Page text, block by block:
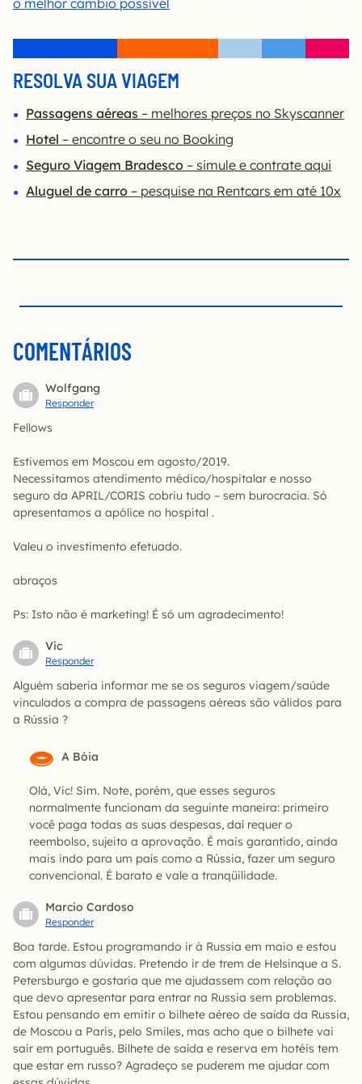
RESOLVA SUA VIAGEM
Passagens aéreas – melhores preços no Skyscanner
Hotel – encontre o seu no Booking
Seguro Viagem Bradesco – simule e contrate aqui
Aluguel de carro – pesquise na Rentcars em até 10x
COMENTÁRIOS
Wolfgang
Responder
Fellows
Estivemos em Moscou em agosto/2019.
Necessitamos atendimento médico/hospitalar e nosso
seguro da APRIL/CORIS cobriu tudo – sem burocracia. Só
apresentamos a apólice no hospital .
Valeu o investimento efetuado.
abraços
Ps: Isto não é marketing! É só um agradecimento!
Vic
Responder
Alguém saberia informar me se os seguros viagem/saúde
vinculados a compra de passagens aéreas são válidos para
a Rússia ?
A Bóia
Olá, Vic! Sim. Note, porém, que esses seguros
normalmente funcionam da seguinte maneira: primeiro
você paga todas as suas despesas, daí requer o
reembolso, sujeito a aprovação. É mais garantido, ainda
mais indo para um país como a Rússia, fazer um seguro
convencional. É barato e vale a tranqüilidade.
Marcio Cardoso
Responder
Boa tarde. Estou programando ir à Russia em maio e estou
com algumas dúvidas. Pretendo ir de trem de Helsinque a S.
Petersburgo e gostaria que me ajudassem com relação ao
que devo apresentar para entrar na Russia sem problemas.
Estou pensando em emitir o bilhete aéreo de saída da Russia,
de Moscou a Paris, pelo Smiles, mas acho que o bilhete vai
sair em português. Bilhete de saída e reserva em hotéis tem
que estar em russo? Agradeço se puderem me ajudar com